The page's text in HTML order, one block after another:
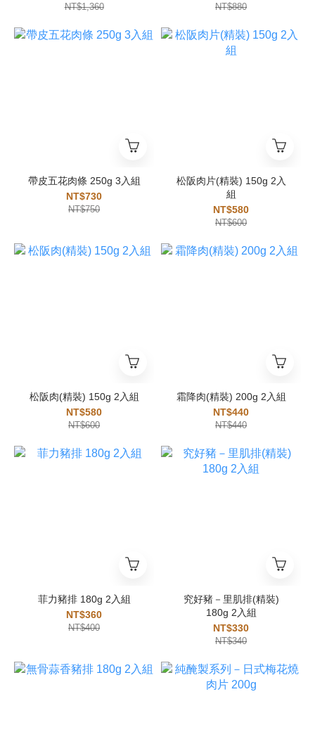
NT$1,360 NT$880
帶皮五花肉條 250g 3入組
NT$730
NT$750
松阪肉片(精裝) 150g 2入
組
NT$580
NT$600
松阪肉(精裝) 150g 2入組
NT$580
NT$600
霜降肉(精裝) 200g 2入組
NT$440
NT$440
菲力豬排 180g 2入組
NT$360
NT$400
究好豬－里肌排(精裝)
180g 2入組
NT$330
NT$340